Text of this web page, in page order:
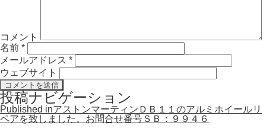
コメント
名前 *
メールアドレス *
ウェブサイト
投稿ナビゲーション
Published inアストンマーティンＤＢ１１のアルミホイールリ
ペアを致しました。お問合せ番号ＳＢ：９９４６